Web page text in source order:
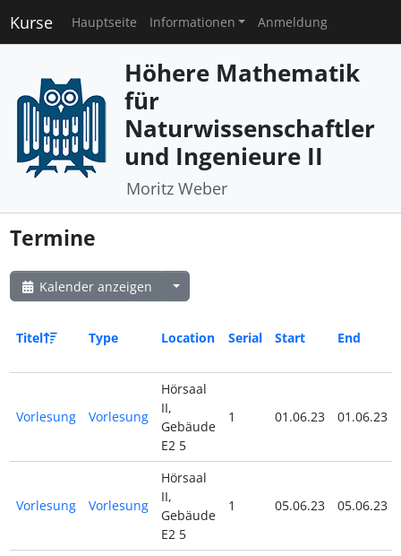
Kurse Hauptseite Informationen Anmeldung
Höhere Mathematik
für
Naturwissenschaftler
und Ingenieure II
Moritz Weber
Termine
Kalender anzeigen
Titel Type Location Serial Start End
Vorlesung Vorlesung
Hörsaal
II,
Gebäude
E2 5
1 01.06.23 01.06.23
Vorlesung Vorlesung
Hörsaal
II,
Gebäude
E2 5
1 05.06.23 05.06.23